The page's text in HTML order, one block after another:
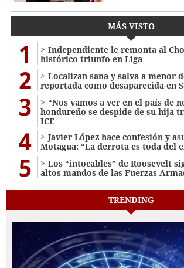
MÁS VISTO
1
Independiente le remonta al
histórico triunfo en Liga
2
Localizan sana y salva a menor
reportada como desaparecida en
3
“Nos vamos a ver en el país de
hondureño se despide de su hija
ICE
4
Javier López hace confesión y
Motagua: “La derrota es toda del
5
Los “intocables” de Roosevelt
altos mandos de las Fuerzas
TRENDING